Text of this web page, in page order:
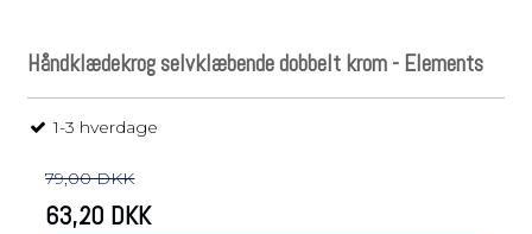
Håndklædekrog selvklæbende dobbelt krom - Elements
1-3 hverdage
79,00 DKK
63,20 DKK